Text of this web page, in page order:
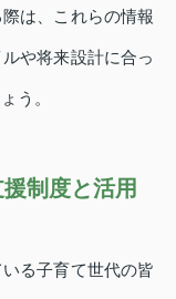
は、これらの情報
や将来設計に合っ
う。
制度と活用
る子育て世代の皆